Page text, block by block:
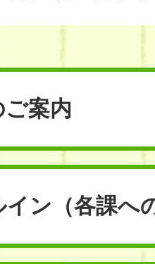
案内
イン （各課へ